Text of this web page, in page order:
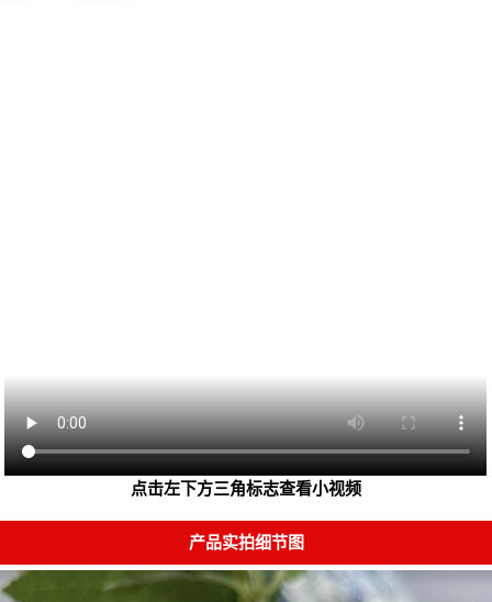
点击左下方三角标志查看小视频
产品实拍细节图